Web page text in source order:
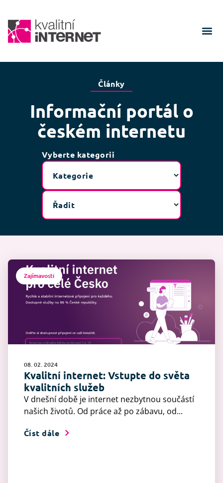
Články
Informační portál o
českém internetu
Vyberte kategorii
Zajímavosti
08. 02. 2024
Kvalitní internet: Vstupte do světa
kvalitních služeb
V dnešní době je internet nezbytnou součástí
našich životů. Od práce až po zábavu, od...
Číst dále